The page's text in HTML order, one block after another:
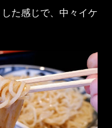
た感じで、中々イケ